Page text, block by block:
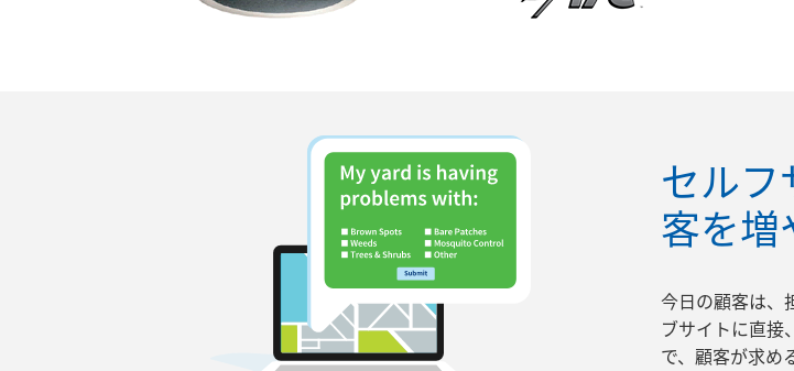
セル
客を増
今日の顧客は、
ブサイトに直接
で、顧客が求め